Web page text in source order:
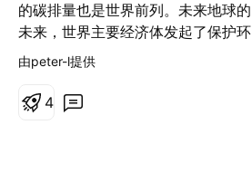
的碳排量也是世界前列。未来地球的
未来，世界主要经济体发起了保护环
境的减少碳排放的运动。而中国承诺
为了达成目标，节能减排就是必不可
由peter-l提供
4